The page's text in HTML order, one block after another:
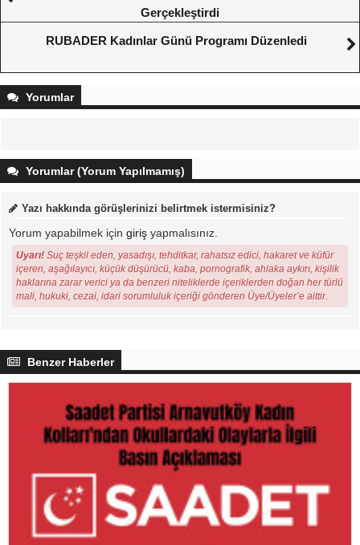
Gerçekleştirdi
RUBADER Kadınlar Günü Programı Düzenledi
Yorumlar
Yorumlar (Yorum Yapılmamış)
Yazı hakkında görüşlerinizi belirtmek istermisiniz?
Yorum yapabilmek için giriş yapmalısınız.
Uyarı! Suç teşkil eden, yasadışı, tehditkar, rahatsız edici, hakaret ve küfür
içeren, aşağılayıcı, küçük düşürücü, kaba, pornografik, ahlaka aykırı, kişilik
haklarına zarar verici ya da benzeri niteliklerde içeriklerden doğan her türlü
mali, hukuki, cezai, idari sorumluluk içeriği gönderen Üye/Üyeler’e aittir.
Benzer Haberler